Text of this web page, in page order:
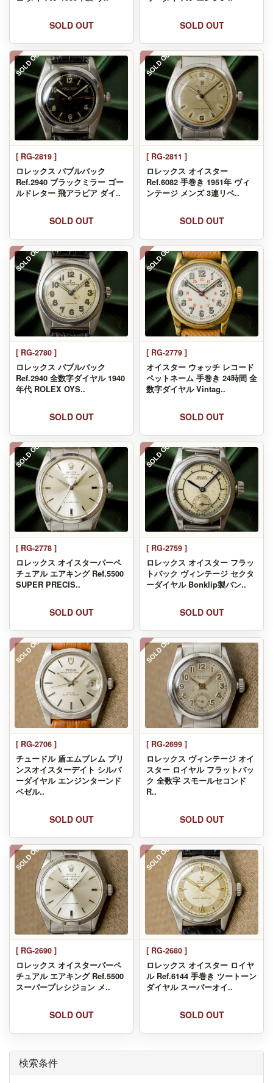
SOLD OUT SOLD OUT
SOLD OUT
[ RG-2819 ]
ロレックス バブルバック
Ref.2940 ブラックミラー ゴー
ルドレター 飛アラビア ダイ..
SOLD OUT
SOLD OUT
[ RG-2811 ]
ロレックス オイスター
Ref.6082 手巻き 1951年 ヴィ
ンテージ メンズ 3連リベ..
SOLD OUT
SOLD OUT
[ RG-2780 ]
ロレックス バブルバック
Ref.2940 全数字ダイヤル 1940
年代 ROLEX OYS..
SOLD OUT
SOLD OUT
[ RG-2779 ]
オイスター ウォッチ レコード
ペットネーム 手巻き 24時間 全
数字ダイヤル Vintag..
SOLD OUT
SOLD OUT
[ RG-2778 ]
ロレックス オイスターパーペ
チュアル エアキング Ref.5500
SUPER PRECIS..
SOLD OUT
SOLD OUT
[ RG-2759 ]
ロレックス オイスター フラッ
トバック ヴィンテージ セクタ
ーダイヤル Bonklip製バン..
SOLD OUT
SOLD OUT
[ RG-2706 ]
チュードル 盾エムブレム プリ
ンスオイスターデイト シルバ
ーダイヤル エンジンターンド
ベゼル..
SOLD OUT
SOLD OUT
[ RG-2699 ]
ロレックス ヴィンテージ オイ
スター ロイヤル フラットバッ
ク 全数字 スモールセコンド
R..
SOLD OUT
SOLD OUT
[ RG-2690 ]
ロレックス オイスターパーペ
チュアル エアキング Ref.5500
スーパープレシジョン メ..
SOLD OUT
SOLD OUT
[ RG-2680 ]
ロレックス オイスター ロイヤ
ル Ref.6144 手巻き ツートーン
ダイヤル スーパーオイ..
SOLD OUT
検索条件